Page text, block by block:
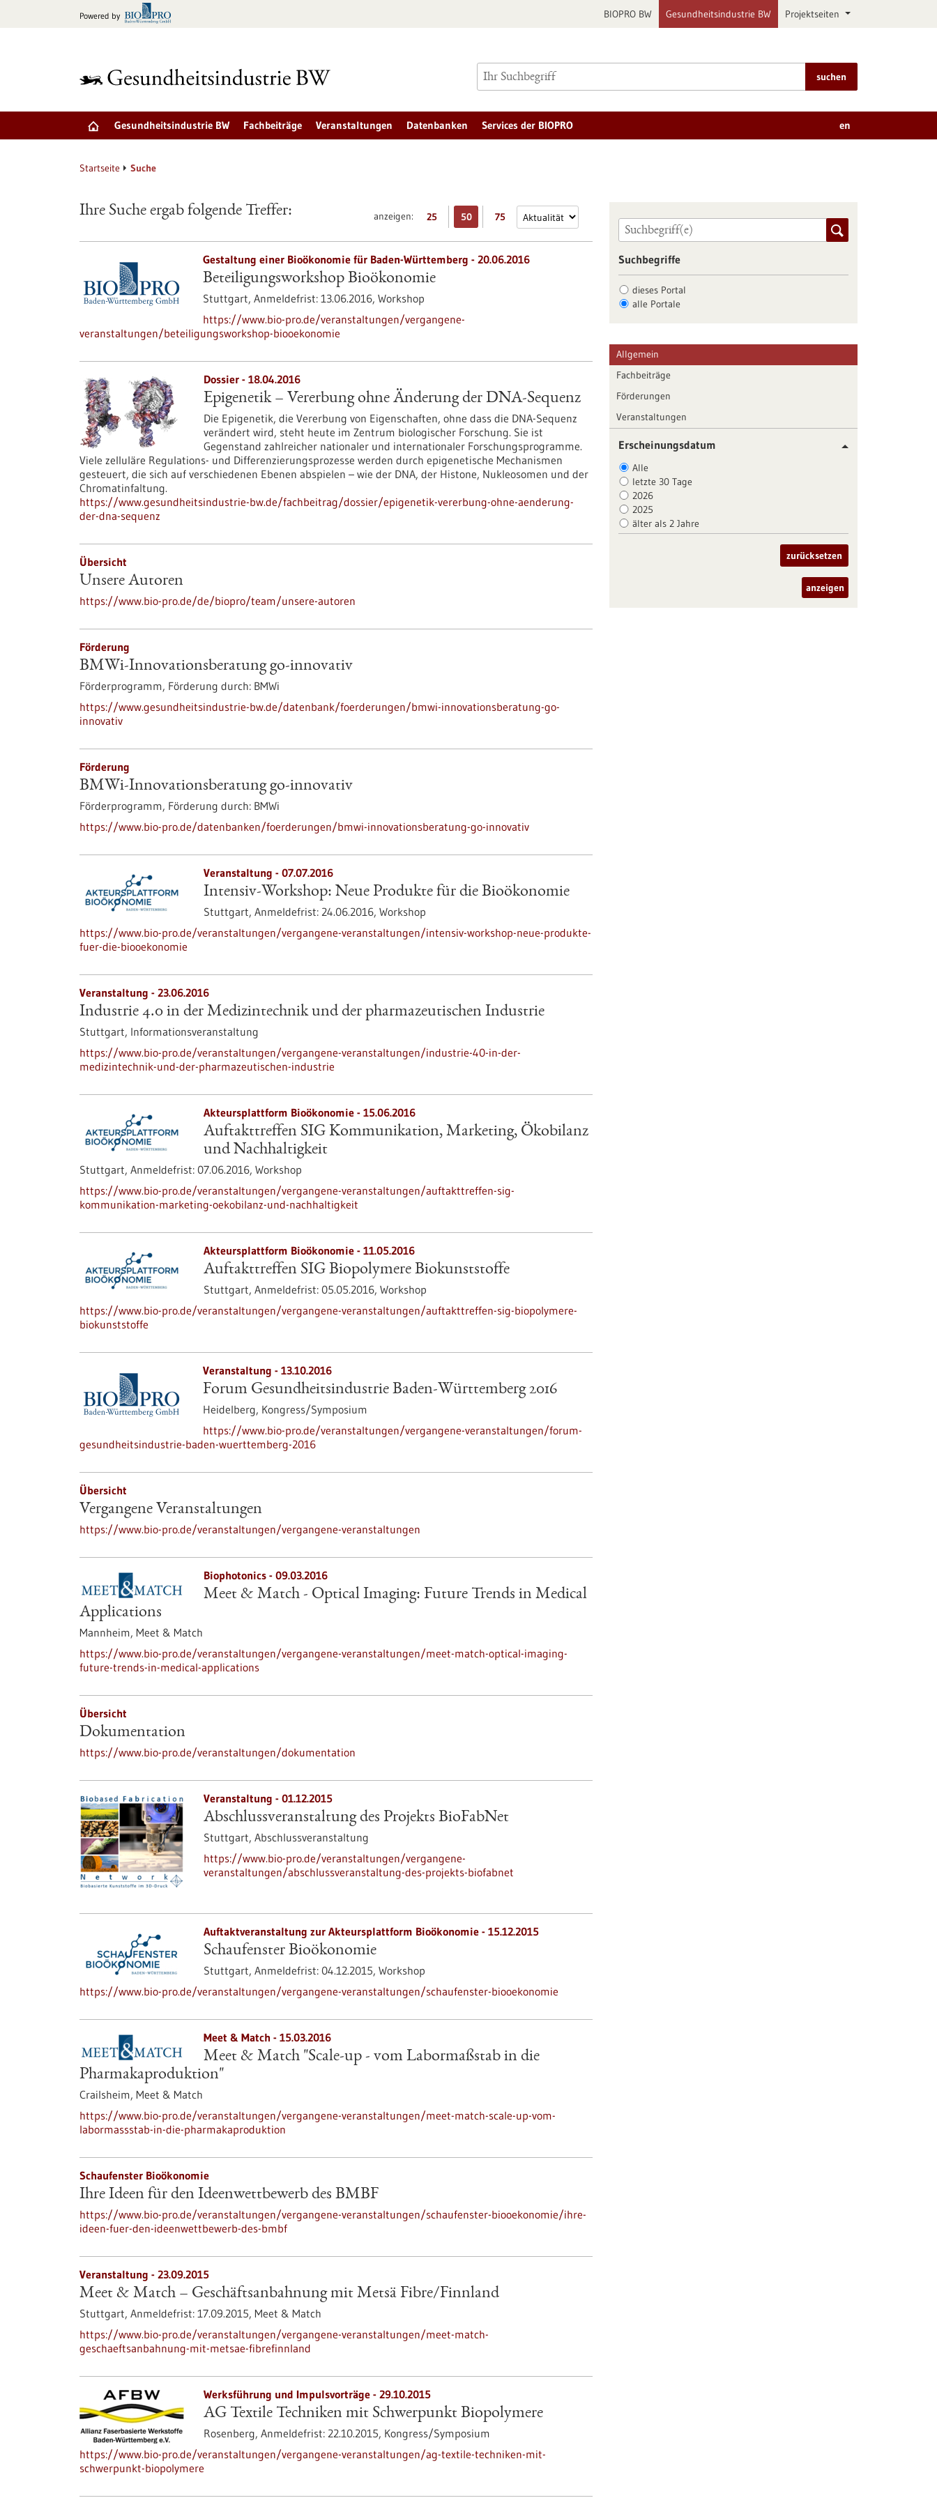
Powered by BIOPRO BW Gesundheitsindustrie BW Projektseiten
suchen
Gesundheitsindustrie BW Fachbeiträge Veranstaltungen Datenbanken Services der BIOPRO en
Startseite Suche
anzeigen: 25 50 75
Ihre Suche ergab folgende Treffer:
Gestaltung einer Bioökonomie für Baden-Württemberg - 20.06.2016
Beteiligungsworkshop Bioökonomie
Stuttgart, Anmeldefrist: 13.06.2016, Workshop
https://www.bio-pro.de/veranstaltungen/vergangene-
veranstaltungen/beteiligungsworkshop-biooekonomie
Dossier - 18.04.2016
Epigenetik – Vererbung ohne Änderung der DNA-Sequenz
Die Epigenetik, die Vererbung von Eigenschaften, ohne dass die DNA-Sequenz
verändert wird, steht heute im Zentrum biologischer Forschung. Sie ist
Gegenstand zahlreicher nationaler und internationaler Forschungsprogramme.
Viele zelluläre Regulations- und Differenzierungsprozesse werden durch epigenetische Mechanismen
gesteuert, die sich auf verschiedenen Ebenen abspielen – wie der DNA, der Histone, Nukleosomen und der
Chromatinfaltung.
https://www.gesundheitsindustrie-bw.de/fachbeitrag/dossier/epigenetik-vererbung-ohne-aenderung-
der-dna-sequenz
Übersicht
Unsere Autoren
https://www.bio-pro.de/de/biopro/team/unsere-autoren
Förderung
BMWi-Innovationsberatung go-innovativ
Förderprogramm, Förderung durch: BMWi
https://www.gesundheitsindustrie-bw.de/datenbank/foerderungen/bmwi-innovationsberatung-go-
innovativ
Förderung
BMWi-Innovationsberatung go-innovativ
Förderprogramm, Förderung durch: BMWi
https://www.bio-pro.de/datenbanken/foerderungen/bmwi-innovationsberatung-go-innovativ
Veranstaltung - 07.07.2016
Intensiv-Workshop: Neue Produkte für die Bioökonomie
Stuttgart, Anmeldefrist: 24.06.2016, Workshop
https://www.bio-pro.de/veranstaltungen/vergangene-veranstaltungen/intensiv-workshop-neue-produkte-
fuer-die-biooekonomie
Veranstaltung - 23.06.2016
Industrie 4.0 in der Medizintechnik und der pharmazeutischen Industrie
Stuttgart, Informationsveranstaltung
https://www.bio-pro.de/veranstaltungen/vergangene-veranstaltungen/industrie-40-in-der-
medizintechnik-und-der-pharmazeutischen-industrie
Akteursplattform Bioökonomie - 15.06.2016
Auftakttreffen SIG Kommunikation, Marketing, Ökobilanz
und Nachhaltigkeit
Stuttgart, Anmeldefrist: 07.06.2016, Workshop
https://www.bio-pro.de/veranstaltungen/vergangene-veranstaltungen/auftakttreffen-sig-
kommunikation-marketing-oekobilanz-und-nachhaltigkeit
Akteursplattform Bioökonomie - 11.05.2016
Auftakttreffen SIG Biopolymere Biokunststoffe
Stuttgart, Anmeldefrist: 05.05.2016, Workshop
https://www.bio-pro.de/veranstaltungen/vergangene-veranstaltungen/auftakttreffen-sig-biopolymere-
biokunststoffe
Veranstaltung - 13.10.2016
Forum Gesundheitsindustrie Baden-Württemberg 2016
Heidelberg, Kongress/Symposium
https://www.bio-pro.de/veranstaltungen/vergangene-veranstaltungen/forum-
gesundheitsindustrie-baden-wuerttemberg-2016
Übersicht
Vergangene Veranstaltungen
https://www.bio-pro.de/veranstaltungen/vergangene-veranstaltungen
Biophotonics - 09.03.2016
Meet & Match - Optical Imaging: Future Trends in Medical
Applications
Mannheim, Meet & Match
https://www.bio-pro.de/veranstaltungen/vergangene-veranstaltungen/meet-match-optical-imaging-
future-trends-in-medical-applications
Übersicht
Dokumentation
https://www.bio-pro.de/veranstaltungen/dokumentation
Veranstaltung - 01.12.2015
Abschlussveranstaltung des Projekts BioFabNet
Stuttgart, Abschlussveranstaltung
https://www.bio-pro.de/veranstaltungen/vergangene-
veranstaltungen/abschlussveranstaltung-des-projekts-biofabnet
Auftaktveranstaltung zur Akteursplattform Bioökonomie - 15.12.2015
Schaufenster Bioökonomie
Stuttgart, Anmeldefrist: 04.12.2015, Workshop
https://www.bio-pro.de/veranstaltungen/vergangene-veranstaltungen/schaufenster-biooekonomie
Meet & Match - 15.03.2016
Meet & Match "Scale-up - vom Labormaßstab in die
Pharmakaproduktion"
Crailsheim, Meet & Match
https://www.bio-pro.de/veranstaltungen/vergangene-veranstaltungen/meet-match-scale-up-vom-
labormassstab-in-die-pharmakaproduktion
Schaufenster Bioökonomie
Ihre Ideen für den Ideenwettbewerb des BMBF
https://www.bio-pro.de/veranstaltungen/vergangene-veranstaltungen/schaufenster-biooekonomie/ihre-
ideen-fuer-den-ideenwettbewerb-des-bmbf
Veranstaltung - 23.09.2015
Meet & Match – Geschäftsanbahnung mit Metsä Fibre/Finnland
Stuttgart, Anmeldefrist: 17.09.2015, Meet & Match
https://www.bio-pro.de/veranstaltungen/vergangene-veranstaltungen/meet-match-
geschaeftsanbahnung-mit-metsae-fibrefinnland
Werksführung und Impulsvorträge - 29.10.2015
AG Textile Techniken mit Schwerpunkt Biopolymere
Rosenberg, Anmeldefrist: 22.10.2015, Kongress/Symposium
https://www.bio-pro.de/veranstaltungen/vergangene-veranstaltungen/ag-textile-techniken-mit-
schwerpunkt-biopolymere
Suchbegriffe
dieses Portal
alle Portale
Allgemein
Fachbeiträge
Förderungen
Veranstaltungen
Erscheinungsdatum
Alle
letzte 30 Tage
2026
2025
älter als 2 Jahre
zurücksetzen
anzeigen